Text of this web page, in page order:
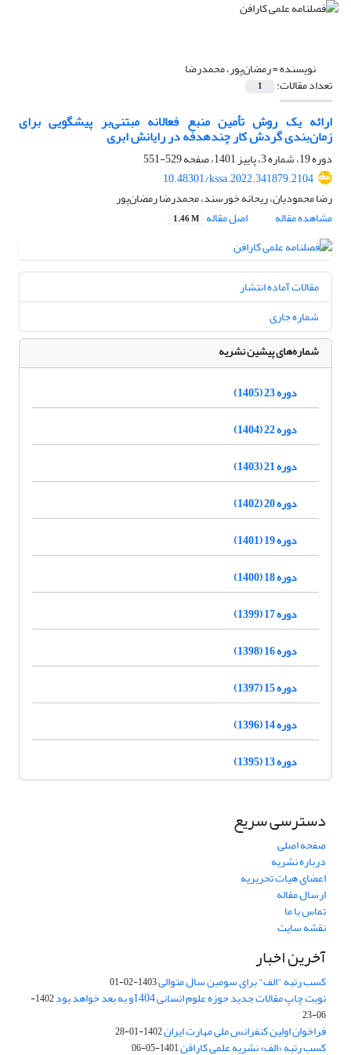
نویسنده =رمضان‌پور، محمدرضا
تعداد مقالات: 1
ارائه یک روش تأمین منبع فعالانه مبتنی‌بر پیشگویی برای
زمان‌بندی گردش کار چندهدفه در رایانش ابری
دوره 19، شماره 3، پاییز 1401، صفحه
529-551
10.48301/kssa.2022.341879.2104
رضا محمودیان، ریحانه خورسند، محمدرضا رمضان‌پور
مشاهده مقاله
اصل مقاله 1.46 M
مقالات آماده انتشار
شماره جاری
شماره‌های پیشین نشریه
دوره 23 (1405)
دوره 22 (1404)
دوره 21 (1403)
دوره 20 (1402)
دوره 19 (1401)
دوره 18 (1400)
دوره 17 (1399)
دوره 16 (1398)
دوره 15 (1397)
دوره 14 (1396)
دوره 13 (1395)
دسترسی سریع
صفحه اصلی
درباره نشریه
اعضای هیات تحریریه
ارسال مقاله
تماس با ما
نقشه سایت
آخرین اخبار
کسب رتبه "الف" برای سومین سال متوالی1403-02-01
نوبت چاپ مقالات جدید حوزه علوم انسانی 1404و به بعد خواهد بود
1402-
06-23
فراخوان اولین کنفرانس ملی مهارت ایران1402-01-28
کسب رتبه «الف» نشریه علمی کارافن1401-05-06